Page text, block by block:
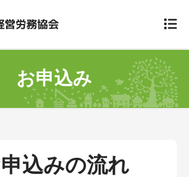
取扱いについて
お申込み
お申込みの流れ